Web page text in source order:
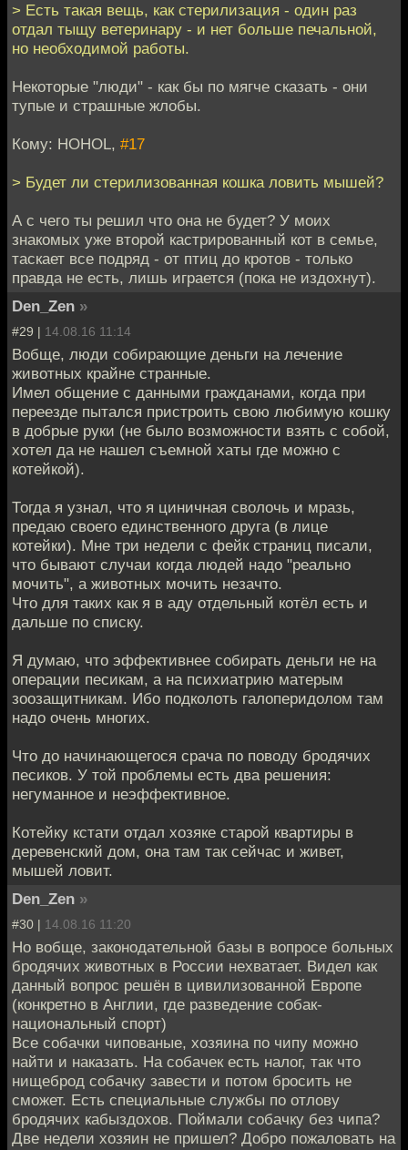
> Есть такая вещь, как стерилизация - один раз
отдал тыщу ветеринару - и нет больше печальной,
но необходимой работы.
Некоторые "люди" - как бы по мягче сказать - они
тупые и страшные жлобы.
Кому: HOHOL, #17
> Будет ли стерилизованная кошка ловить мышей?
А с чего ты решил что она не будет? У моих
знакомых уже второй кастрированный кот в семье,
таскает все подряд - от птиц до кротов - только
правда не есть, лишь играется (пока не издохнут).
Den_Zen »
#29 | 14.08.16 11:14
Вобще, люди собирающие деньги на лечение
животных крайне странные.
Имел общение с данными гражданами, когда при
переезде пытался пристроить свою любимую кошку
в добрые руки (не было возможности взять с собой,
хотел да не нашел съемной хаты где можно с
котейкой).
Тогда я узнал, что я циничная сволочь и мразь,
предаю своего единственного друга (в лице
котейки). Мне три недели с фейк страниц писали,
что бывают случаи когда людей надо "реально
мочить", а животных мочить незачто.
Что для таких как я в аду отдельный котёл есть и
дальше по списку.
Я думаю, что эффективнее собирать деньги не на
операции песикам, а на психиатрию матерым
зоозащитникам. Ибо подколоть галоперидолом там
надо очень многих.
Что до начинающегося срача по поводу бродячих
песиков. У той проблемы есть два решения:
негуманное и неэффективное.
Котейку кстати отдал хозяке старой квартиры в
деревенский дом, она там так сейчас и живет,
мышей ловит.
Den_Zen »
#30 | 14.08.16 11:20
Но вобще, законодательной базы в вопросе больных
бродячих животных в России нехватает. Видел как
данный вопрос решён в цивилизованной Европе
(конкретно в Англии, где разведение собак-
национальный спорт)
Все собачки чипованые, хозяина по чипу можно
найти и наказать. На собачек есть налог, так что
нищеброд собачку завести и потом бросить не
сможет. Есть специальные службы по отлову
бродячих кабыздохов. Поймали собачку без чипа?
Две недели хозяин не пришел? Добро пожаловать на